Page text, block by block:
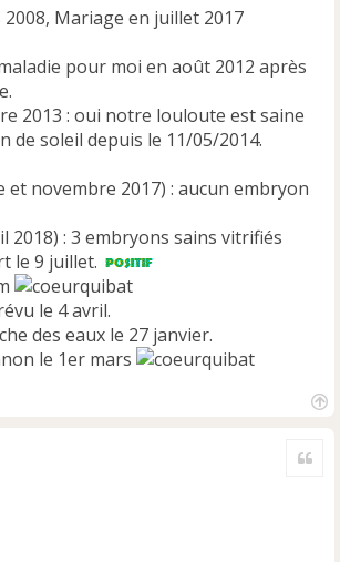
2008, Mariage en juillet 2017
pour moi en août 2012 après
2013 : oui notre louloute est saine
de soleil depuis le 11/05/2014.
et novembre 2017) : aucun embryon
2018) : 3 embryons sains vitrifiés
le 9 juillet.
le 4 avril.
des eaux le 27 janvier.
le 1er mars